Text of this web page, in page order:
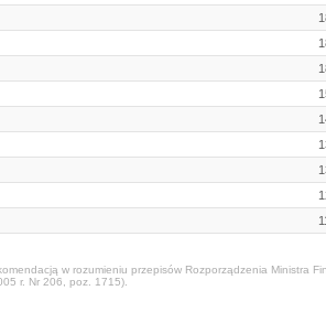
w rozumieniu przepisów Rozporządzenia Ministra
r. Nr 206, poz. 1715).